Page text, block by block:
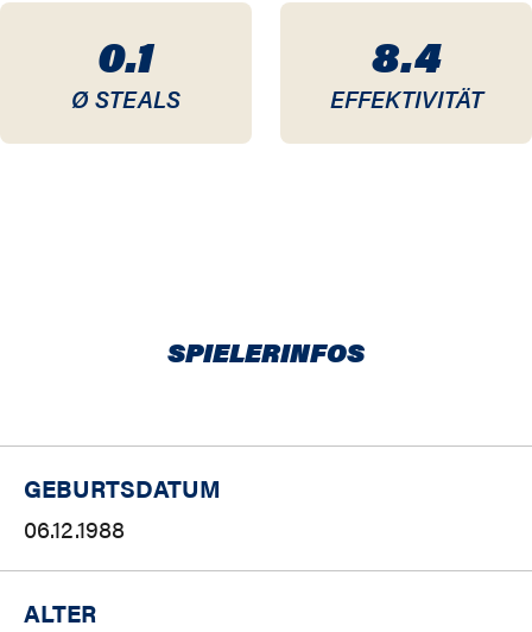
0.1
Ø STEALS
8.4
EFFEKTIVITÄT
SPIELERINFOS
GEBURTSDATUM
06.12.1988
ALTER